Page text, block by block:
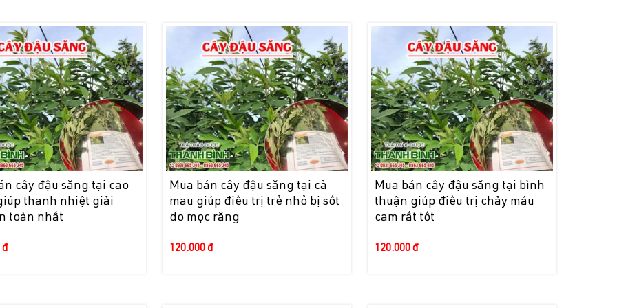
cây đậu săng tại cao
thanh nhiệt giải
toàn nhất
đ
Mua bán cây đậu săng tại cà
mau giúp điều trị trẻ nhỏ bị sốt
do mọc răng
120.000 đ
Mua bán cây đậu săng tại bình
thuận giúp điều trị chảy máu
cam rất tốt
120.000 đ